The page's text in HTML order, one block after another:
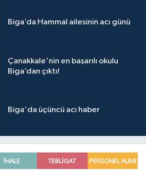
Biga’da Hammal ailesinin acı günü
Çanakkale'nin en başarılı okulu
Biga’dan çıktı!
Biga'da üçüncü acı haber